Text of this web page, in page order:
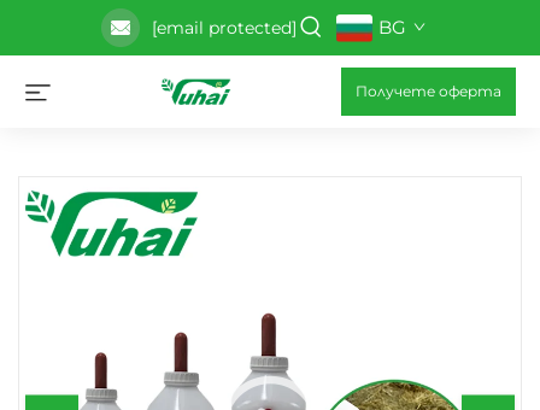
[email protected] BG
Получете оферта